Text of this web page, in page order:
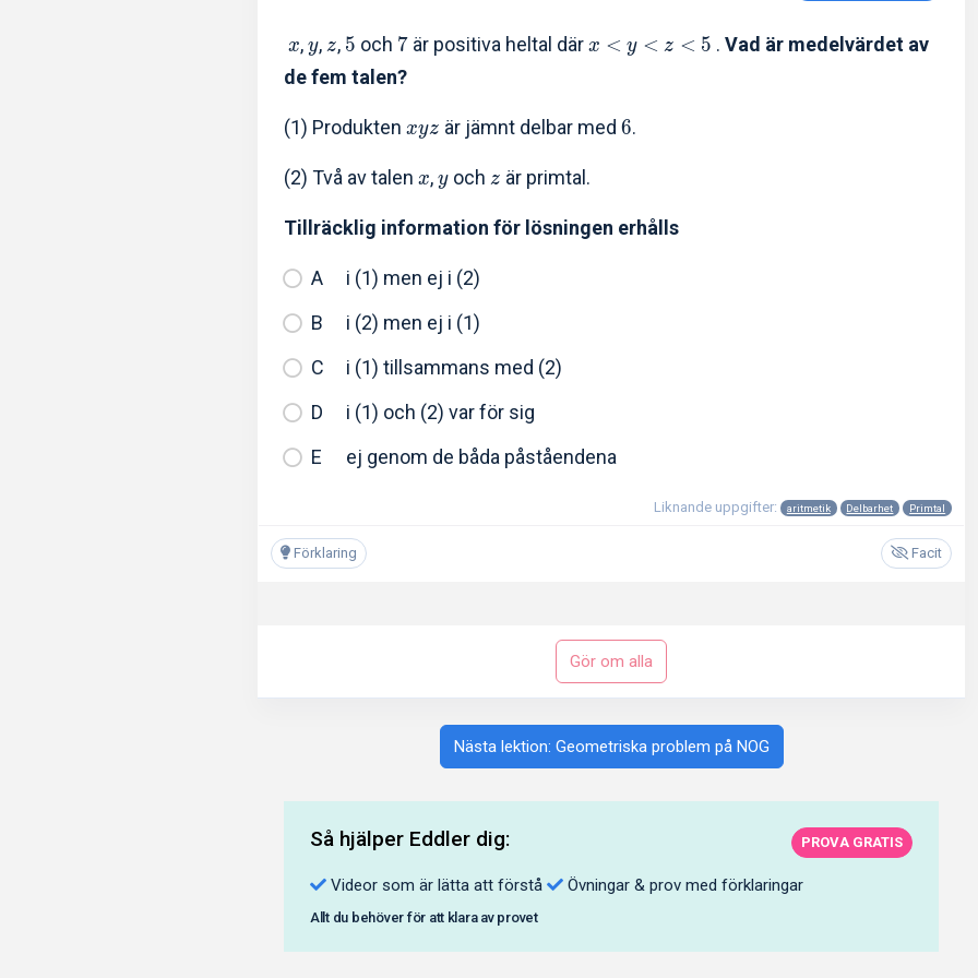
x, y, z, 5 och 7är positiva heltal där x < y < z < 5 .Vad är medelvärdet av
de fem talen?
(1) Produkten xyz är jämnt delbar med 6.
(2) Två av talen x, yoch z är primtal.
Tillräcklig information för lösningen erhålls
i (1) men ej i (2)
i (2) men ej i (1)
i (1) tillsammans med (2)
i (1) och (2) var för sig
ej genom de båda påståendena
Liknande uppgifter: aritmetik Delbarhet Primtal
Förklaring Facit
Gör om alla
Nästa lektion: Geometriska problem på NOG
PROVA GRATIS
Så hjälper Eddler dig:
Videor som är lätta att förstå Övningar & prov med förklaringar
Allt du behöver för att klara av provet